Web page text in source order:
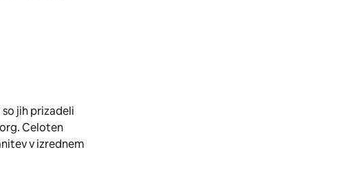
jih prizadeli
Celoten
v izrednem